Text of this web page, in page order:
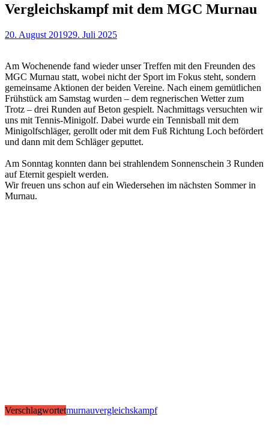
Vergleichskampf mit dem MGC Murnau
20. August 201929. Juli 2025
Am Wochenende fand wieder unser Treffen mit den Freunden des
MGC Murnau statt, wobei nicht der Sport im Fokus steht, sondern
gemeinsame Aktionen der beiden Vereine. Nach einem gemütlichen
Frühstück am Samstag wurden – dem regnerischen Wetter zum
Trotz – drei Runden auf Beton gespielt. Nachmittags versuchten wir
uns mit Tennis-Minigolf. Dabei wurde ein Tennisball mit dem
Minigolfschläger, gerollt oder mit dem Fuß Richtung Loch befördert
und dann mit dem Schläger geputtet.
Am Sonntag konnten dann bei strahlendem Sonnenschein 3 Runden
auf Eternit gespielt werden.
Wir freuen uns schon auf ein Wiedersehen im nächsten Sommer in
Murnau.
Verschlagwortetmurnauvergleichskampf